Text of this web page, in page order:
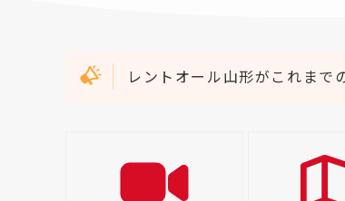
レントオール山形がこれまで